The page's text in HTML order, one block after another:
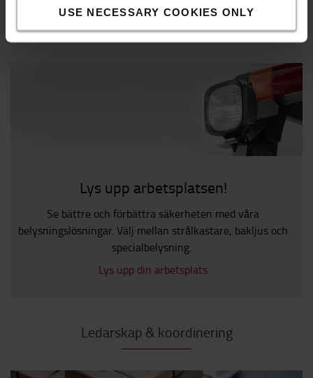
USE NECESSARY COOKIES ONLY
Vi rekommenderar
Lys upp arbetsplatsen!
Se bättre och förbättra säkerheten med våra
belysningslösningar. Välj mellan strålkastare, bakljus och
specialbelysning.
Lys upp din arbetsplats
Ledarskap & koordinering